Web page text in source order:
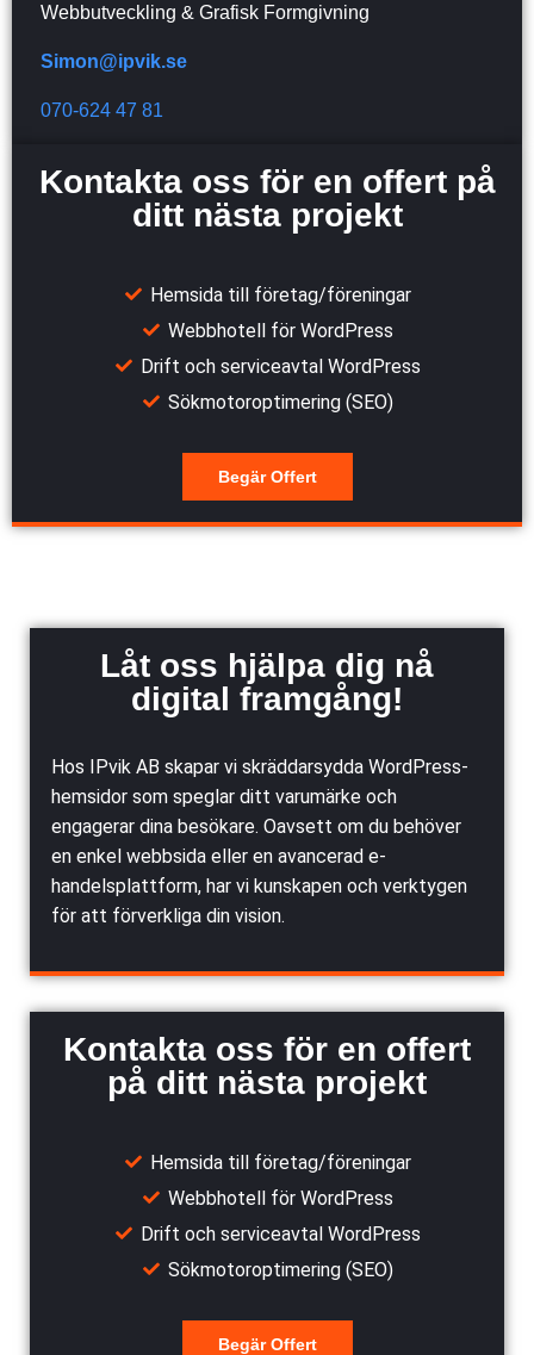
Webbutveckling & Grafisk Formgivning
Simon@ipvik.se
070-624 47 81
Kontakta oss för en offert på
ditt nästa projekt
Hemsida till företag/föreningar
Webbhotell för WordPress
Drift och serviceavtal WordPress
Sökmotoroptimering (SEO)
Begär Offert
Låt oss hjälpa dig nå
digital framgång!
Hos IPvik AB skapar vi skräddarsydda WordPress-
hemsidor som speglar ditt varumärke och
engagerar dina besökare. Oavsett om du behöver
en enkel webbsida eller en avancerad e-
handelsplattform, har vi kunskapen och verktygen
för att förverkliga din vision.
Kontakta oss för en offert
på ditt nästa projekt
Hemsida till företag/föreningar
Webbhotell för WordPress
Drift och serviceavtal WordPress
Sökmotoroptimering (SEO)
Begär Offert